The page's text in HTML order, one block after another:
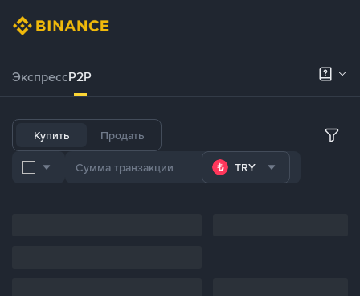
ЭкспрессP2P
Купить Продать
TRY